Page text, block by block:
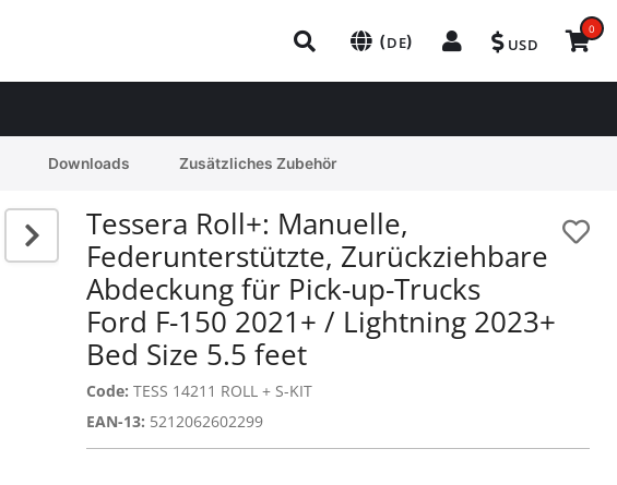
(DE) USD
0
Downloads Zusätzliches Zubehör
Tessera Roll+: Manuelle,
Federunterstützte, Zurückziehbare
Abdeckung für Pick-up-Trucks
Ford F-150 2021+ / Lightning 2023+
Bed Size 5.5 feet
Code: TESS 14211 ROLL + S-KIT
EAN-13: 5212062602299